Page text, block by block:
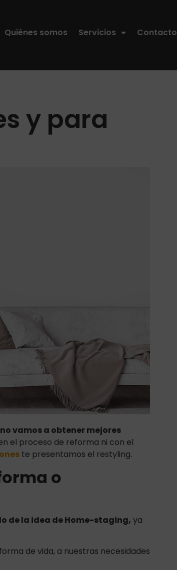
Quiénes somos Servicios Contacto
y para
vamos a obtener mejores
el proceso de reforma ni con el
te presentamos el restyling.
o
de la idea de Home-staging, ya
de vida, a nuestras necesidades